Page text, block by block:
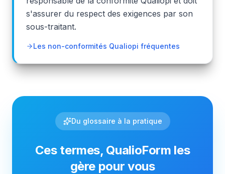
s'assurer du respect des exigences par son
sous-traitant.
Les non-conformités Qualiopi fréquentes
Du glossaire à la pratique
Ces termes, QualioForm les
gère pour vous